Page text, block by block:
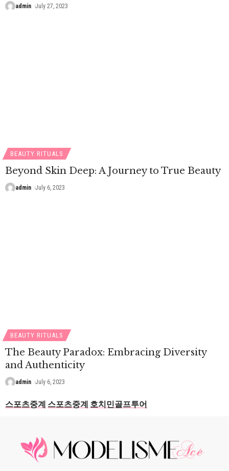
admin July 27, 2023
BEAUTY RITUALS
Beyond Skin Deep: A Journey to True Beauty
admin July 6, 2023
BEAUTY RITUALS
The Beauty Paradox: Embracing Diversity
and Authenticity
admin July 6, 2023
스포츠중계 스포츠중계 호치민골프투어